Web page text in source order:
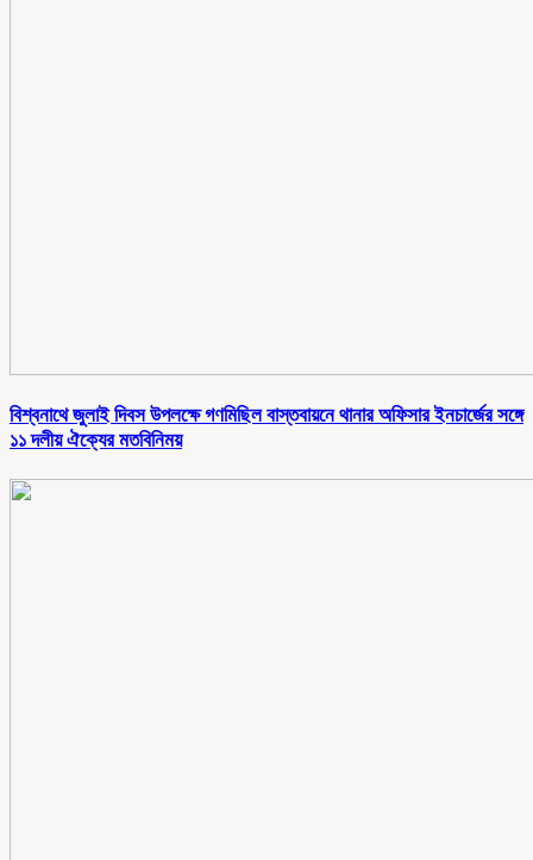
বিশ্বনাথে জুলাই দিবস উপলক্ষে গণমিছিল বাস্তবায়নে থানার অফিসার ইনচার্জের সঙ্গে
১১ দলীয় ঐক্যের মতবিনিময়